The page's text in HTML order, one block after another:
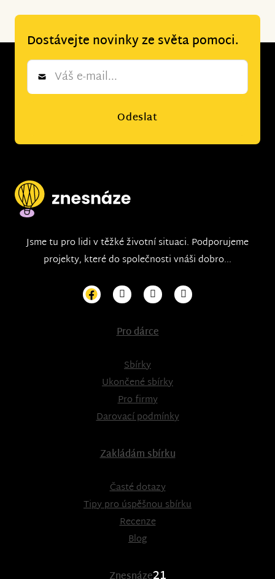
Dostávejte novinky ze světa pomoci.
Newsletter
Odeslat
Jsme tu pro lidi v těžké životní situaci. Podporujeme
projekty, které do společnosti vnáši dobro...
Pro dárce
Sbírky
Ukončené sbírky
Pro firmy
Darovací podmínky
Zakládám sbírku
Časté dotazy
Tipy pro úspěšnou sbírku
Recenze
Blog